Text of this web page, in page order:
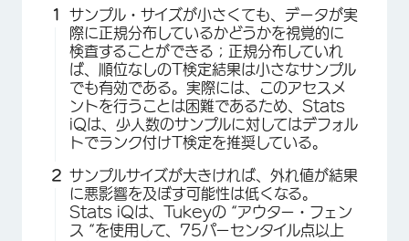
サンプル・サイズが小さくても、データが実
際に正規分布しているかどうかを視覚的に
検査することができる；正規分布していれ
ば、順位なしのT検定結果は小さなサンプル
でも有効である。実際には、このアセスメ
ントを行うことは困難であるため、Stats
iQは、少人数のサンプルに対してはデフォル
トでランク付けT検定を推奨している。
サンプルサイズが大きければ、外れ値が結果
に悪影響を及ぼす可能性は低くなる。
Stats iQは、Tukeyの “アウター・フェン
ス “を使用して、75パーセンタイル点以上